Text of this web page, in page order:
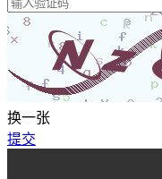
换一张
提交